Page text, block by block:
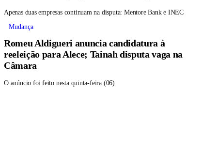
Apenas duas empresas continuam na disputa: Mentore Bank e INEC
Mudança
Romeu Aldigueri anuncia candidatura à
reeleição para Alece; Tainah disputa vaga na
Câmara
O anúncio foi feito nesta quinta-feira (06)